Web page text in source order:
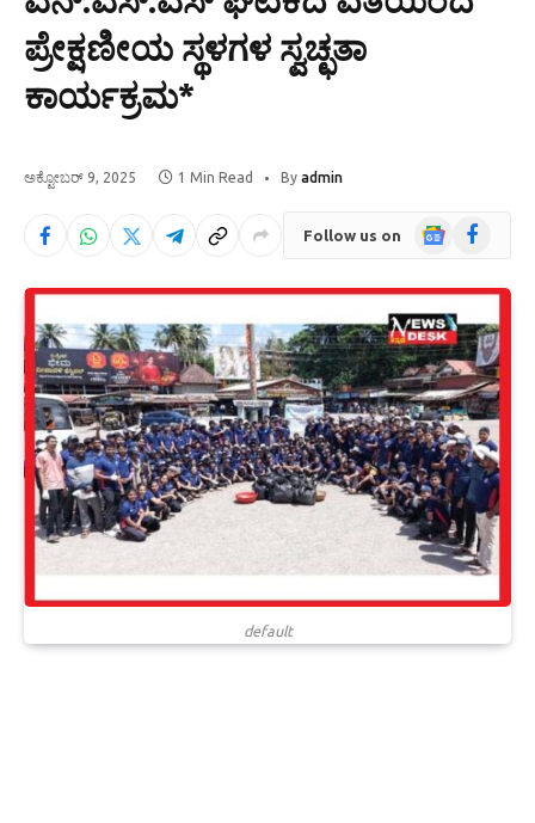
ಪ್ರೇಕ್ಷಣೀಯ ಸ್ಥಳಗಳ ಸ್ವಚ್ಛತಾ
ಕಾರ್ಯಕ್ರಮ*
ಅಕ್ಟೋಬರ್ 9, 2025 1 Min Read By admin
Follow us on
GoogleFacebook
default